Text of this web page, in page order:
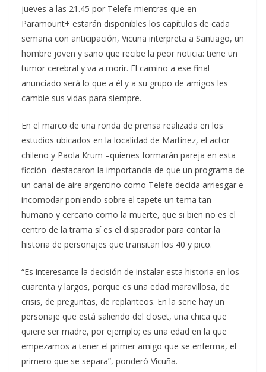
jueves a las 21.45 por Telefe mientras que en
Paramount+ estarán disponibles los capítulos de cada
semana con anticipación, Vicuña interpreta a Santiago, un
hombre joven y sano que recibe la peor noticia: tiene un
tumor cerebral y va a morir. El camino a ese final
anunciado será lo que a él y a su grupo de amigos les
cambie sus vidas para siempre.
En el marco de una ronda de prensa realizada en los
estudios ubicados en la localidad de Martínez, el actor
chileno y Paola Krum –quienes formarán pareja en esta
ficción- destacaron la importancia de que un programa de
un canal de aire argentino como Telefe decida arriesgar e
incomodar poniendo sobre el tapete un tema tan
humano y cercano como la muerte, que si bien no es el
centro de la trama sí es el disparador para contar la
historia de personajes que transitan los 40 y pico.
“Es interesante la decisión de instalar esta historia en los
cuarenta y largos, porque es una edad maravillosa, de
crisis, de preguntas, de replanteos. En la serie hay un
personaje que está saliendo del closet, una chica que
quiere ser madre, por ejemplo; es una edad en la que
empezamos a tener el primer amigo que se enferma, el
primero que se separa”, ponderó Vicuña.